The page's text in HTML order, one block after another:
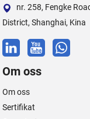
nr. 258, Fengke
District, Shanghai, Kina
Om oss
Om oss
Sertifikat